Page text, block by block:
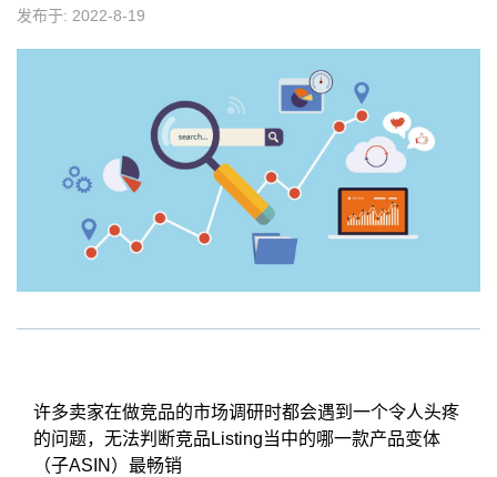
发布于: 2022-8-19
许多卖家在做竞品的市场调研时都会遇到一个令人头疼
的问题，无法判断竞品Listing当中的哪一款产品变体
（子ASIN）最畅销